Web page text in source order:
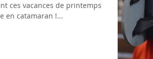
ces vacances de printemps
en catamaran !...